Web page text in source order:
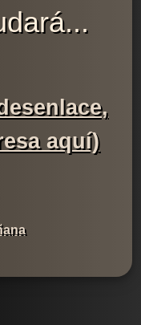
aquí)